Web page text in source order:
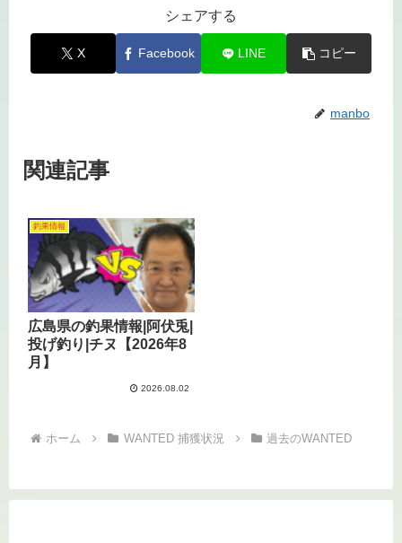
シェアする
X Facebook LINE コピー
manbo
関連記事
釣果情報
広島県の釣果情報|阿伏兎|
投げ釣り|チヌ【2026年8
月】
2026.08.02
ホーム WANTED 捕獲状況 過去のWANTED